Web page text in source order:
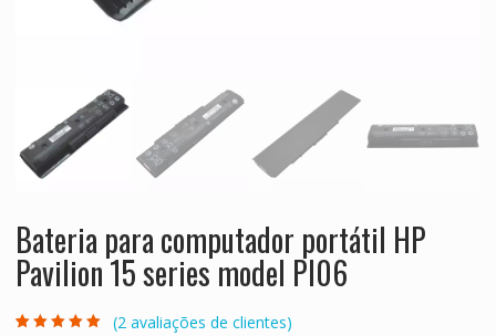
Bateria para computador portátil HP
Pavilion 15 series model PI06
(2 avaliações de clientes)